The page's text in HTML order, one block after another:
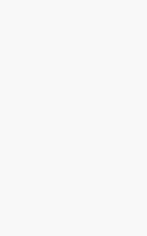
La soldadura láser ha
¿Qué es el corte por láser?